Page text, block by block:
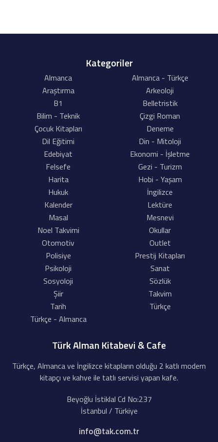
Kategoriler
Almanca
Almanca - Türkçe
Araştırma
Arkeoloji
B1
Belletristik
Bilim - Teknik
Çizgi Roman
Çocuk Kitapları
Deneme
Dil Eğitimi
Din - Mitoloji
Edebiyat
Ekonomi - İşletme
Felsefe
Gezi - Turizm
Harita
Hobi - Yaşam
Hukuk
İngilizce
Kalender
Lektüre
Masal
Mesnevi
Noel Takvimi
Okullar
Otomotiv
Outlet
Polisiye
Prestij Kitapları
Psikoloji
Sanat
Sosyoloji
Sözlük
Şiir
Takvim
Tarih
Türkçe
Türkçe - Almanca
Türk Alman Kitabevi & Cafe
Türkçe, Almanca ve İngilizce kitapların olduğu 2 katlı modern
kitapçı ve kahve ile tatlı servisi yapan kafe.
Beyoğlu İstiklal Cd No:237
İstanbul / Türkiye
info@tak.com.tr